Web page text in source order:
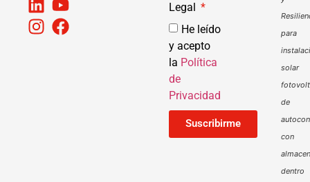
Legal
He leído
y acepto
la Política
de
Privacidad
Suscribirme
para
solar
de
con
dentro